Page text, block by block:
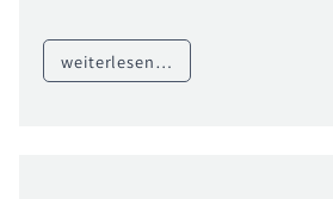
weiterlesen…